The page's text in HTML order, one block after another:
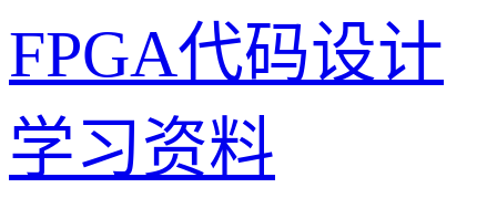
FPGA代码设计
学习资料